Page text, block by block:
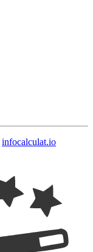
infocalculat.io